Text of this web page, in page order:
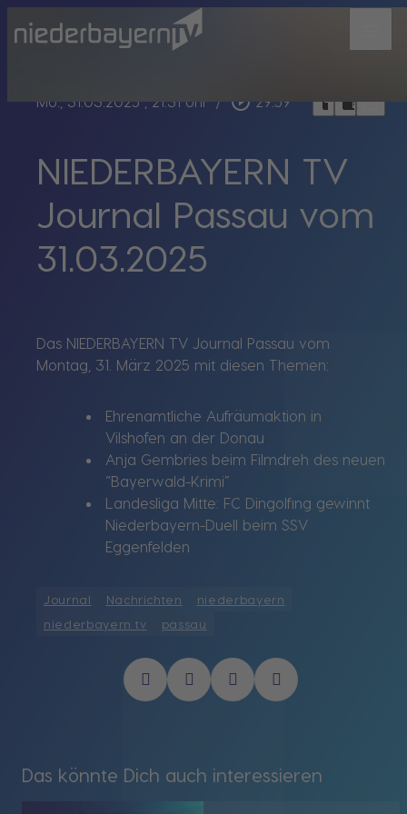
Mo., 31.03.2025, 21:31 Uhr / play_circle_outline 29:59 headphoneschrome_reader_modebookmark_border
NIEDERBAYERN TV
Journal Passau vom
31.03.2025
Das NIEDERBAYERN TV Journal Passau vom
Montag, 31. März 2025 mit diesen Themen:
Ehrenamtliche Aufräumaktion in
Vilshofen an der Donau
Anja Gembries beim Filmdreh des neuen
“Bayerwald-Krimi”
Landesliga Mitte: FC Dingolfing gewinnt
Niederbayern-Duell beim SSV
Eggenfelden
Journal Nachrichten
niederbayern
niederbayern tv
passau
Das könnte Dich auch interessieren